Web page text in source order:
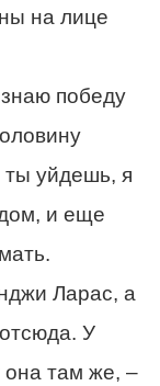
на лице
победу
ты уйдешь, я
и еще
Ларас, а
У
она там же, –